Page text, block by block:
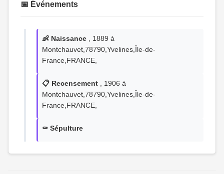
📅 Événements
👶 Naissance , 1889 à
Montchauvet,78790,Yvelines,Île-de-
France,FRANCE,
📋 Recensement , 1906 à
Montchauvet,78790,Yvelines,Île-de-
France,FRANCE,
⚰️ Sépulture